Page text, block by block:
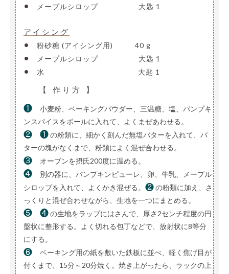
• メープルシロップ 大匙 1
アイシング
• 粉砂糖 (アイシング用) 40 g
• メープルシロップ 大匙 1
• 水 大匙 1
【 作り方 】
❶
小麦粉、ベーキングパウダー、三温糖、塩、パンプキ
ンスパイスをボールに入れて、よくまぜあわせる。
❷ ❶の粉類に、細かく刻んだ無塩バターを入れて、バ
ターの塊がなくまで、粉類によく混ぜ合わせる。
❸ オーブンを摂氏200度に温める。
❹
別の器に、パンプキンピューレ、卵、牛乳、メープル
シロップを入れて、よくかき混ぜる。 ❷の粉類に加え、さ
っくりと混ぜ合わせながら、生地を一つにまとめる。
❺ ❹の生地をラップにはさんで、厚さ2センチ程度の円
盤状に整形する。よく切れる包丁などで、放射状に8等分
にする。
❻
ベーキング用の紙を敷いた鉄板に並べ、軽く焦げ目が
付くまで、15分～20分焼く。焼き上がったら、ラックの上